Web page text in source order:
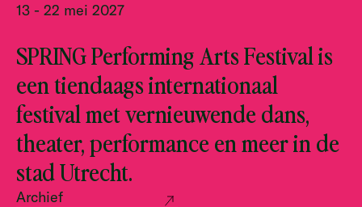
13 - 22 mei 2027
SPRING Performing Arts Festival is
een tiendaags internationaal
festival met vernieuwende dans,
theater, performance en meer in de
stad Utrecht.
Archief